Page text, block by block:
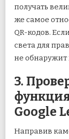
получать
же самое
QR-кодов.
света для
не обнаружит
3.
Google
Направив